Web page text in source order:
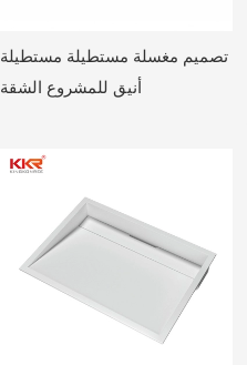
تصميم مغسلة مستطيلة مستطيلة
أنيق للمشروع الشقة